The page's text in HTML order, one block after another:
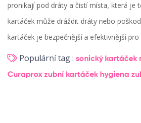
pronikají pod dráty a čistí místa, která je
kartáček může dráždit dráty nebo
kartáček je bezpečnější a efektivnější
Populární tag : sonický kartáček
Curaprox zubní kartáček hygiena